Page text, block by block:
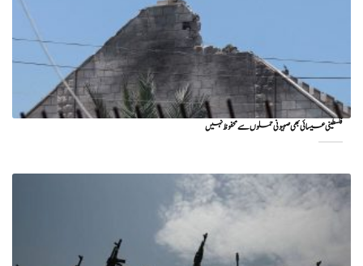
فلسطینی عیسائی بھی صہیونی حملوں سے محفوظ نہیں